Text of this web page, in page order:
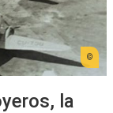
la